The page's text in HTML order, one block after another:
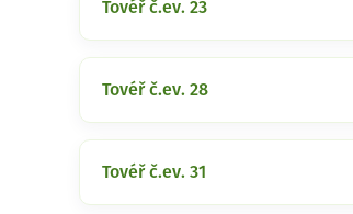
Tovéř č.ev. 23
Tovéř č.ev. 28
Tovéř č.ev. 31